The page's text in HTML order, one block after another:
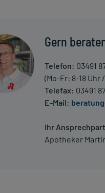
Oberschenkel und
richtet sich nach
Arzt bestimmt.
Vielzahl von
kommen. Setzen
Gern
Telefon: 03491
(Mo-Fr: 8-18 Uhr
Telefax: 03491
E-Mail:
Ihr
Apotheker